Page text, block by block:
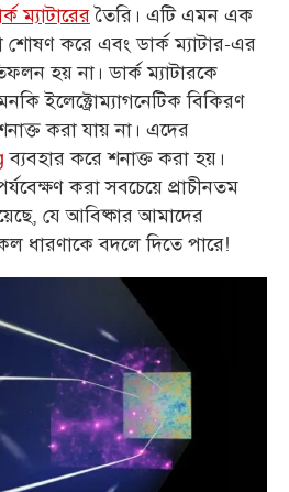
ম্যাটারেরতৈরি। এটি এমন এক
শোষণ করে এবং ডার্ক ম্যাটার-এর
হয় না। ডার্ক ম্যাটারকে
ইলেক্ট্রোম্যাগনেটিক বিকিরণ
করা যায় না। এদের
ব্যবহার করে শনাক্ত করা হয়।
করা সবচেয়ে প্রাচীনতম
যে আবিষ্কার আমাদের
ধারণাকে বদলে দিতে পারে!